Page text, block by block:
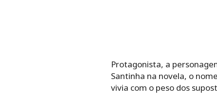
Protagonista, a
Santinha na novela, o
vivia com o peso dos